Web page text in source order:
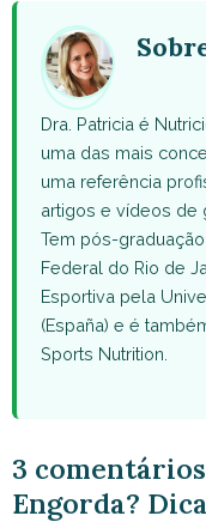
Dra. Patricia é
uma das mais
uma referência
artigos e vídeos de
Tem pós-
Federal do Rio de
Esportiva pela
(España) e é
Sports Nutrition.
3
Engorda?